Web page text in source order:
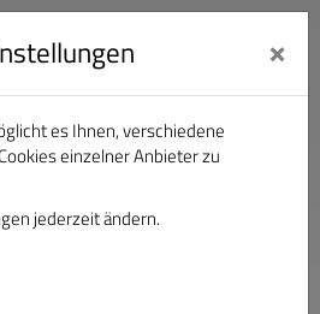
Sportjournalisten e.V.
×
es Ihnen, verschiedene
einzelner Anbieter zu
jederzeit ändern.